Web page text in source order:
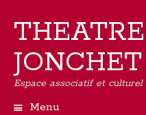
JONCHET
Espace associatif et culturel
Menu